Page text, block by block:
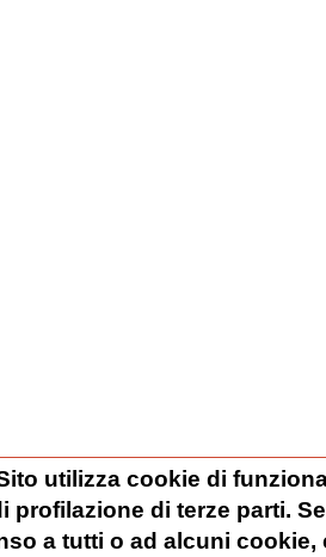
utilizza cookie di
profilazione di terze parti.
a tutti o ad alcuni